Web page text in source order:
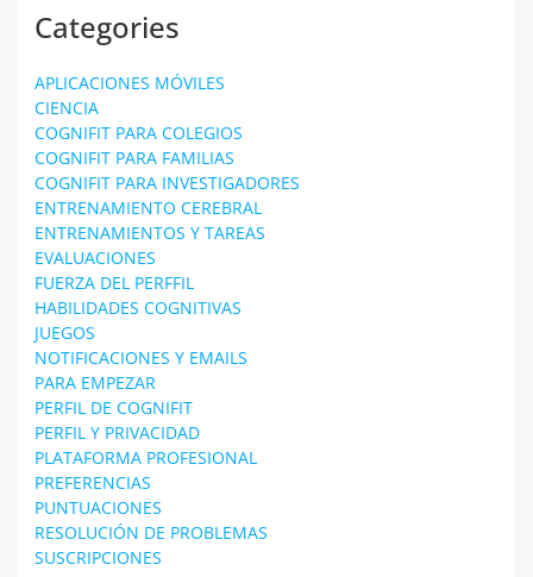
Categories
APLICACIONES MÓVILES
CIENCIA
COGNIFIT PARA COLEGIOS
COGNIFIT PARA FAMILIAS
COGNIFIT PARA INVESTIGADORES
ENTRENAMIENTO CEREBRAL
ENTRENAMIENTOS Y TAREAS
EVALUACIONES
FUERZA DEL PERFFIL
HABILIDADES COGNITIVAS
JUEGOS
NOTIFICACIONES Y EMAILS
PARA EMPEZAR
PERFIL DE COGNIFIT
PERFIL Y PRIVACIDAD
PLATAFORMA PROFESIONAL
PREFERENCIAS
PUNTUACIONES
RESOLUCIÓN DE PROBLEMAS
SUSCRIPCIONES